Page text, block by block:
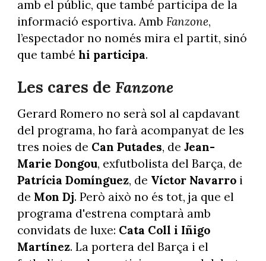
amb el públic, que també participa de la
informació esportiva. Amb Fanzone,
l’espectador no només mira el partit, sinó
que també hi participa.
Les cares de Fanzone
Gerard Romero no serà sol al capdavant
del programa, ho farà acompanyat de les
tres noies de Can Putades, de Jean-
Marie Dongou, exfutbolista del Barça, de
Patrícia Domínguez, de Víctor Navarroi
de Mon Dj. Però això no és tot, ja que el
programa d'estrena comptarà amb
convidats de luxe: Cata Coll i Iñigo
Martínez. La portera del Barça i el